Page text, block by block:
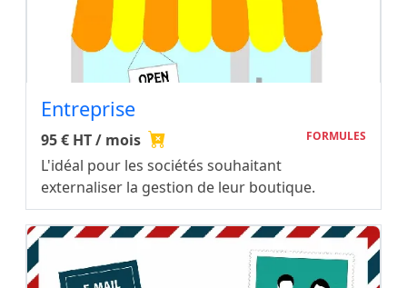
Entreprise
FORMULES
95 € HT / mois
L'idéal pour les sociétés souhaitant
externaliser la gestion de leur boutique.